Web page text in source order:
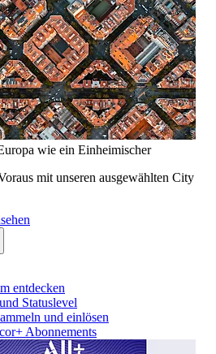
wie ein Einheimischer
mit unseren ausgewählten City
entdecken
Statuslevel
und einlösen
Abonnements